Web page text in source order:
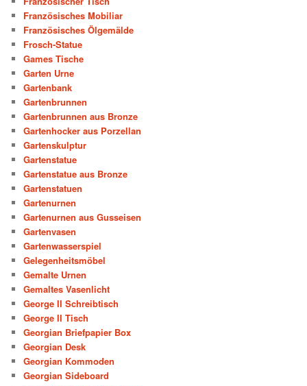
Französisches Mobiliar
Französisches Ölgemälde
Frosch-Statue
Games Tische
Garten Urne
Gartenbank
Gartenbrunnen
Gartenbrunnen aus Bronze
Gartenhocker aus Porzellan
Gartenskulptur
Gartenstatue
Gartenstatue aus Bronze
Gartenstatuen
Gartenurnen
Gartenurnen aus Gusseisen
Gartenvasen
Gartenwasserspiel
Gelegenheitsmöbel
Gemalte Urnen
Gemaltes Vasenlicht
George II Schreibtisch
George II Tisch
Georgian Briefpapier Box
Georgian Desk
Georgian Kommoden
Georgian Sideboard